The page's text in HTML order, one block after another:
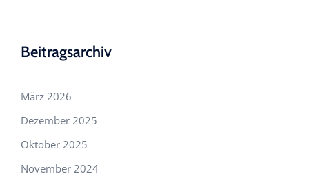
Beitragsarchiv
März 2026
Dezember 2025
Oktober 2025
November 2024